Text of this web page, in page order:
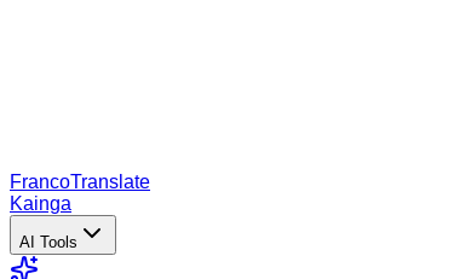
FrancoTranslate
Kainga
AI Tools